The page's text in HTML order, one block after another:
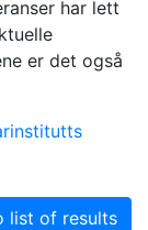
har lett
er det også
list of results